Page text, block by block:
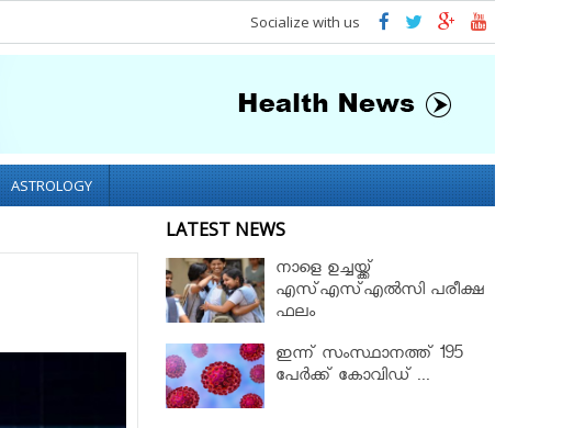
Socialize with us
ASTROLOGY
LATEST NEWS
നാളെ ഉച്ചയ്ക്ക്
എസ്എസ്എല്‍സി പരീക്ഷ
ഫലം
ഇന്ന് സംസ്ഥാനത്ത് 195
പേര്‍ക്ക് കോവിഡ് ...